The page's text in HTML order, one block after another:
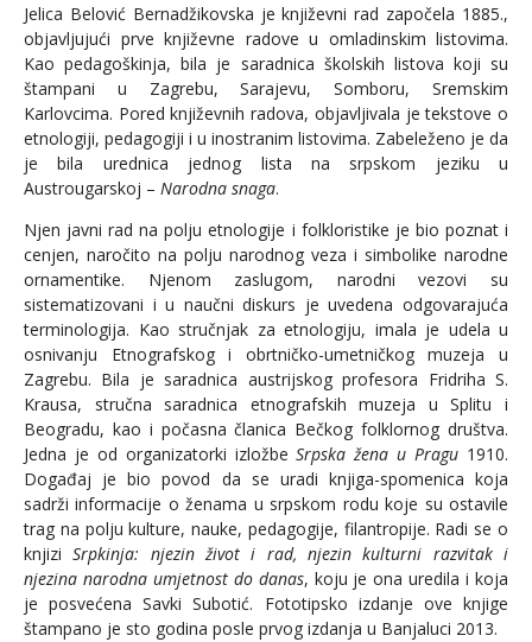
Jelica Belović Bernadžikovska je književni rad započela 1885.,
objavljujući prve književne radove u omladinskim listovima.
Kao pedagoškinja, bila je saradnica školskih listova koji su
štampani u Zagrebu, Sarajevu, Somboru, Sremskim
Karlovcima. Pored književnih radova, objavljivala je tekstove o
etnologiji, pedagogiji i u inostranim listovima. Zabeleženo je da
je bila urednica jednog lista na srpskom jeziku u
Austrougarskoj – Narodna snaga.
Njen javni rad na polju etnologije i folkloristike je bio poznat i
cenjen, naročito na polju narodnog veza i simbolike narodne
ornamentike. Njenom zaslugom, narodni vezovi su
sistematizovani i u naučni diskurs je uvedena odgovarajuća
terminologija. Kao stručnjak za etnologiju, imala je udela u
osnivanju Etnografskog i obrtničko-umetničkog muzeja u
Zagrebu. Bila je saradnica austrijskog profesora Fridriha S.
Krausa, stručna saradnica etnografskih muzeja u Splitu i
Beogradu, kao i počasna članica Bečkog folklornog društva.
Jedna je od organizatorki izložbeSrpska žena u Pragu 1910.
Događaj je bio povod da se uradi knjiga-spomenica koja
sadrži informacije o ženama u srpskom rodu koje su ostavile
trag na polju kulture, nauke, pedagogije, filantropije. Radi se o
knjiziSrpkinja: njezin život i rad, njezin kulturni razvitak i
njezina narodna umjetnost do danas, koju je ona uredila i koja
je posvećena Savki Subotić. Fototipsko izdanje ove knjige
štampano je sto godina posle prvog izdanja u Banjaluci 2013.